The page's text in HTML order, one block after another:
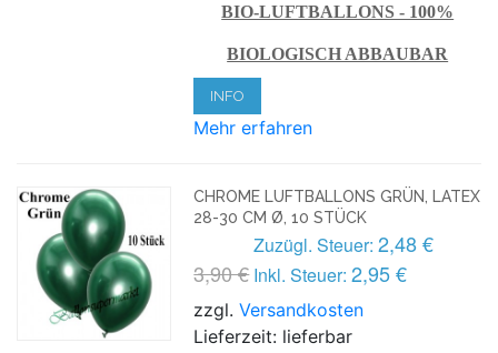
BIO-LUFTBALLONS - 100%
BIOLOGISCH ABBAUBAR
INFO
Mehr erfahren
CHROME LUFTBALLONS GRÜN, LATEX
28-30 CM Ø, 10 STÜCK
3,90 €
Zuzügl. Steuer: 2,48 €
Inkl. Steuer: 2,95 €
zzgl.Versandkosten
Lieferzeit: lieferbar